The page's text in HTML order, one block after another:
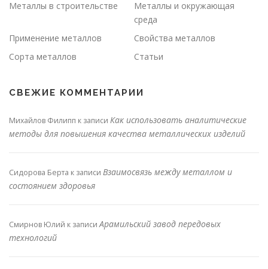
Металлы в строительстве
Металлы и окружающая
среда
Применение металлов
Свойства металлов
Сорта металлов
Статьи
СВЕЖИЕ КОММЕНТАРИИ
Михайлов Филипп к записи Как использовать аналитические
методы для повышения качества металлических изделий
Сидорова Берта к записи Взаимосвязь между металлом и
состоянием здоровья
Смирнов Юлий к записиАрамильский завод передовых
технологий